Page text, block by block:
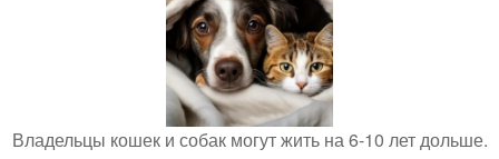
Владельцы кошек и собак могут жить на 6-10 лет дольше.